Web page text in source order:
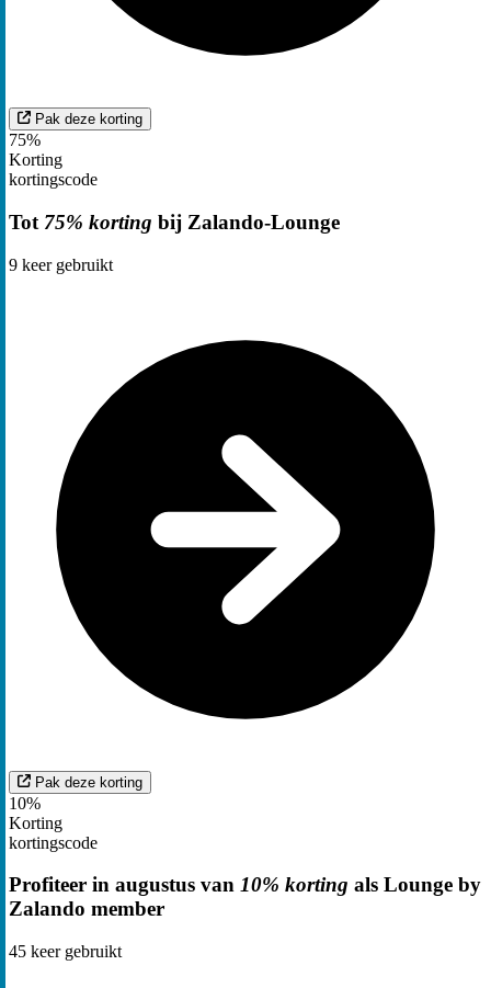
Pak deze korting
75%
Korting
kortingscode
Tot 75% korting bij Zalando-Lounge
9 keer gebruikt
Pak deze korting
10%
Korting
kortingscode
Profiteer in augustus van 10% korting als Lounge by
Zalando member
45 keer gebruikt